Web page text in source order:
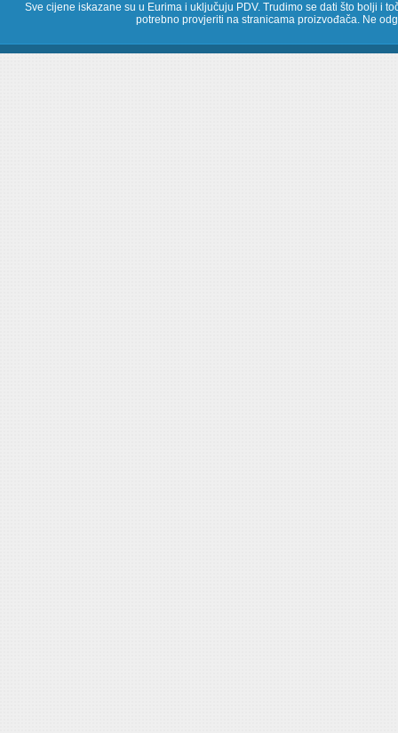
Sve cijene iskazane su u Eurima i uključuju PDV. Trudimo se dati što bolji i
potrebno provjeriti na stranicama proizvođača. Ne